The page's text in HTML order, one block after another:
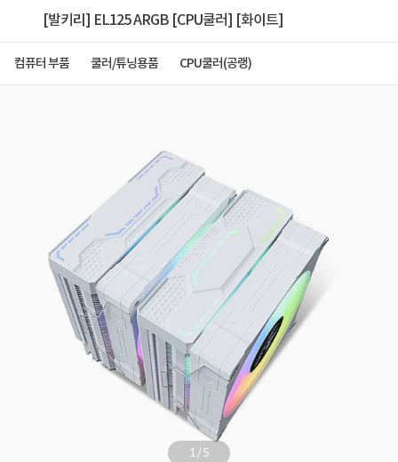
[발키리] EL125 ARGB [CPU쿨러] [화이트]
컴퓨터 부품 쿨러/튜닝용품 CPU쿨러(공랭)
1/5